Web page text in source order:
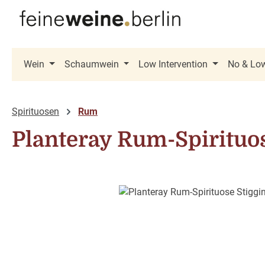
Hauptinhalt springen
Zur Suche springen
Zur Hauptnavigation springen
Wein Schaumwein Low Intervention No &
Spirituosen Rum
Planteray Rum-
Bildergalerie überspringen